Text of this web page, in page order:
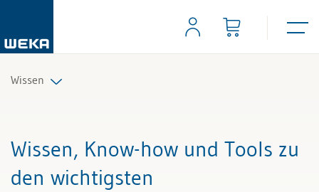
Wissen
Management
Wissen, Know-how und Tools zu
den wichtigsten